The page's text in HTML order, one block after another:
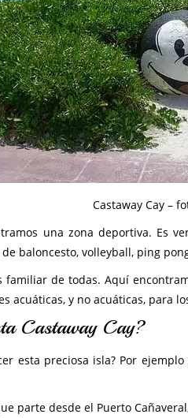
Castaway Cay –
una zona deportiva. Es
baloncesto, volleyball, ping
familiar de todas. Aquí
acuáticas, y no acuáticas, para
Castaway Cay?
esta preciosa isla? Por ejemplo
parte desde el Puerto